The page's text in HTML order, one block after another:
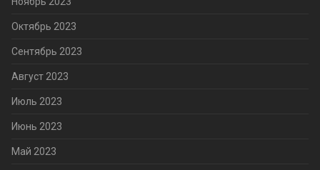
Октябрь 2023
Сентябрь 2023
Август 2023
Июль 2023
Июнь 2023
Май 2023